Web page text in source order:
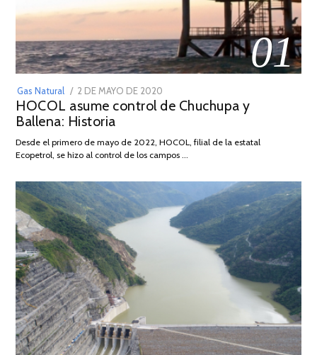
01
Gas Natural
POSTED
ON
2 DE MAYO DE 2020
DE
2026
HOCOL asume control de Chuchupa y
Ballena: Historia
Desde el primero de mayo de 2022, HOCOL, filial de la estatal
Ecopetrol, se hizo al control de los campos …